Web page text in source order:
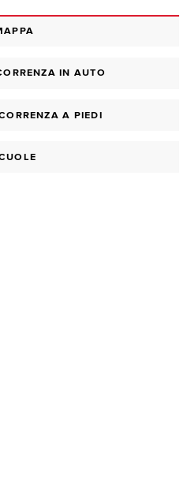
IN AUTO
A PIEDI